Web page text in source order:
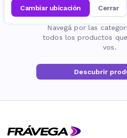
cambiar ubicación cerrar
La página no
Navegá por las
todos los productos
vos.
Descubrir